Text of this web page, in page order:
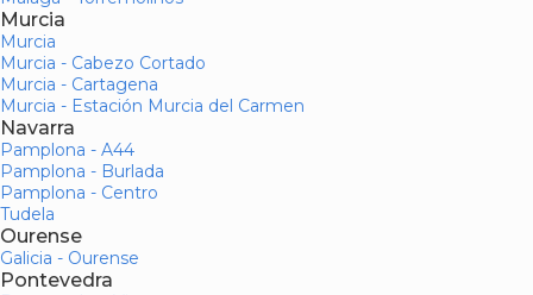
Murcia
Murcia
Murcia - Cabezo Cortado
Murcia - Cartagena
Murcia - Estación Murcia del Carmen
Navarra
Pamplona - A44
Pamplona - Burlada
Pamplona - Centro
Tudela
Ourense
Galicia - Ourense
Pontevedra